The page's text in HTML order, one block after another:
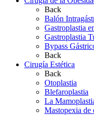
Back
Balón
Gastroplastia
Gastroplastia
Bypass
Back
Cirugía Estética
Back
Otoplastia
Blefaroplastia
La
Mastopexia de